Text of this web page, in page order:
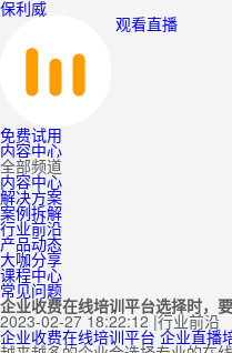
保利威
观看直播
免费试用
内容中心
全部频道
内容中心
解决方案
案例拆解
行业前沿
产品动态
大咖分享
课程中心
常见问题
企业收费在线培训平台选择时，
2023-02-27 18:22:12 |行业前沿
企业收费在线培训平台 企业直播